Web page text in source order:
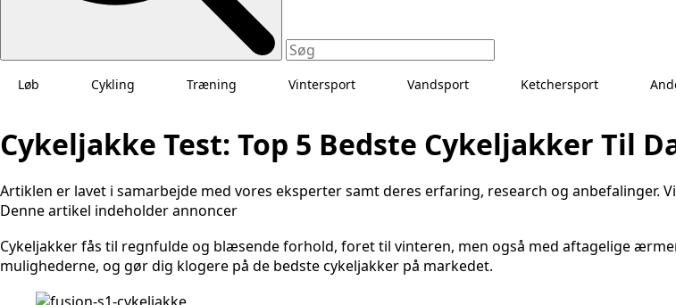
Løb Cykling Træning Vintersport Vandsport Ketchersport
Cykeljakke Test: Top 5 Bedste Cykeljakker Til
Artiklen er lavet i samarbejde med vores eksperter samt deres erfaring, research og anbefalinger.
Denne artikel indeholder annoncer
Cykeljakker fås til regnfulde og blæsende forhold, foret til vinteren, men også med aftagelige
mulighederne, og gør dig klogere på de bedste cykeljakker på markedet.